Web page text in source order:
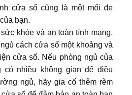
cửa sổ cũng là một mối đe
bạn.
khỏe và an toàn tính mạng,
cách cửa sổ một khoảng và
cửa sổ. Nếu phòng ngủ của
có nhiều không gian để điều
ngủ, hãy gia cố thêm rèm